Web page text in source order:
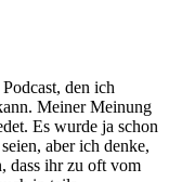
den ich
Meiner Meinung
Es wurde ja schon
aber ich denke,
dass ihr zu oft vom